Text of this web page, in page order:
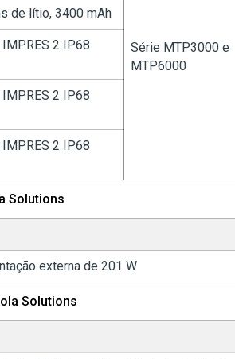
Série MTP3000 e
MTP6000
de lítio, 3400 mAh
2 IP68
2 IP68
2 IP68
Solutions
externa de 201 W
Solutions